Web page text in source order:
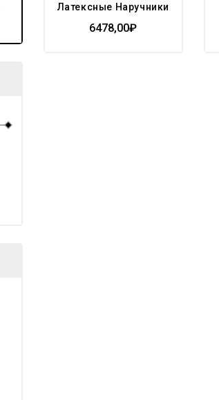
out
of
Латексные Наручники
6478,00₽